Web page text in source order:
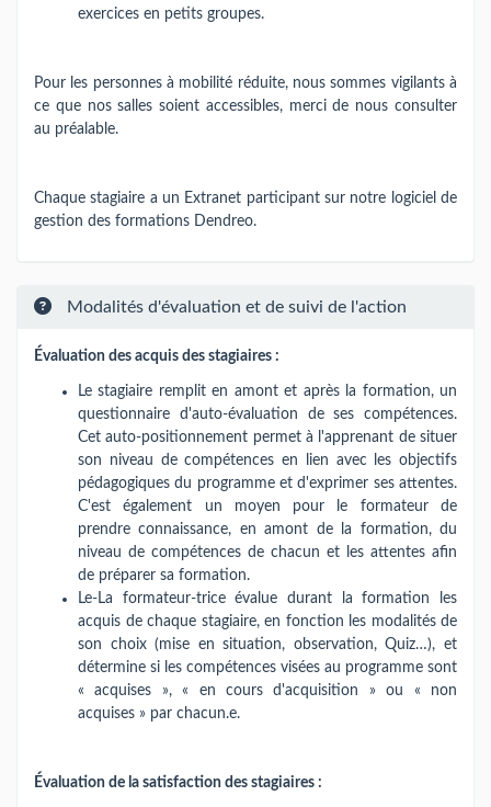
exercices en petits groupes.
Pour les personnes à mobilité réduite, nous sommes vigilants à
ce que nos salles soient accessibles, merci de nous consulter
au préalable.
Chaque stagiaire a un Extranet participant sur notre logiciel de
gestion des formations Dendreo.
Modalités d'évaluation et de suivi de l'action
Évaluation des acquis des stagiaires :
Le stagiaire remplit en amont et après la formation, un
questionnaire d'auto-évaluation de ses compétences.
Cet auto-positionnement permet à l'apprenant de situer
son niveau de compétences en lien avec les objectifs
pédagogiques du programme et d'exprimer ses attentes.
C'est également un moyen pour le formateur de
prendre connaissance, en amont de la formation, du
niveau de compétences de chacun et les attentes afin
de préparer sa formation.
Le-La formateur-trice évalue durant la formation les
acquis de chaque stagiaire, en fonction les modalités de
son choix (mise en situation, observation, Quiz…), et
détermine si les compétences visées au programme sont
« acquises », « en cours d'acquisition » ou « non
acquises » par chacun.e.
Évaluation de la satisfaction des stagiaires :